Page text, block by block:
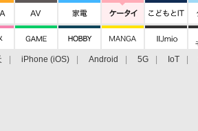
iPhone (iOS) Android 5G IoT